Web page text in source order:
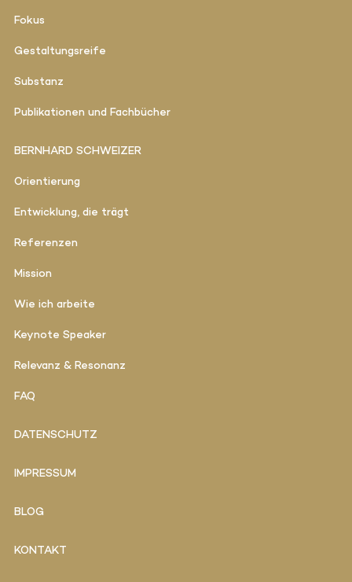
Fokus
Gestaltungsreife
Substanz
Publikationen und Fachbücher
BERNHARD SCHWEIZER
Orientierung
Entwicklung, die trägt
Referenzen
Mission
Wie ich arbeite
Keynote Speaker
Relevanz & Resonanz
FAQ
DATENSCHUTZ
IMPRESSUM
BLOG
KONTAKT